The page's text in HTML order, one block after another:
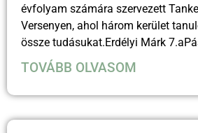
évfolyam számára szervezett
Versenyen, ahol három kerület
össze tudásukat.Erdélyi Márk
TOVÁBB OLVASOM